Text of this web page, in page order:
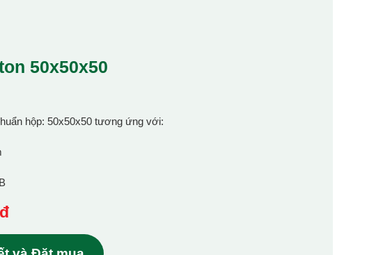
50x50x50
hộp: 50x50x50 tương ứng với: